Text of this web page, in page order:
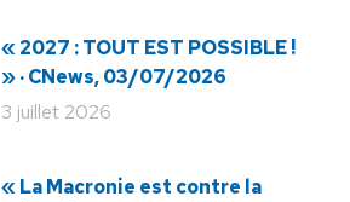
« 2027 : TOUT EST POSSIBLE !
» · CNews, 03/07/2026
3 juillet 2026
« La Macronie est contre la